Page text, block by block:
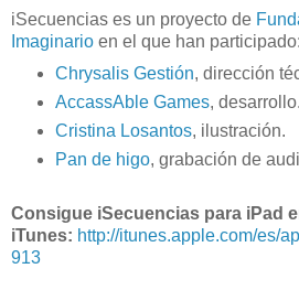
iSecuencias es un proyecto de
Imaginario en el que han participado:
Chrysalis Gestión, dirección
AccassAble Games, desarrollo.
Cristina Losantos, ilustración.
Pan de higo, grabación de
Consigue iSecuencias para iPad
iTunes: http://itunes.apple.com/es/
913